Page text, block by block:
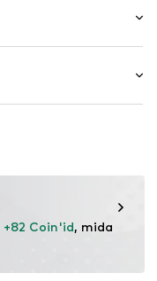
+82 Coin'id, mida